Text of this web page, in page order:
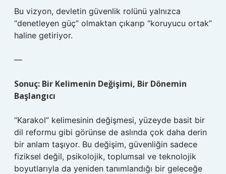
Bu vizyon, devletin güvenlik rolünü yalnızca
“denetleyen güç” olmaktan çıkarıp “koruyucu ortak”
haline getiriyor.
—
Sonuç: Bir Kelimenin Değişimi, Bir Dönemin
Başlangıcı
“Karakol” kelimesinin değişmesi, yüzeyde basit bir
dil reformu gibi görünse de aslında çok daha derin
bir anlam taşıyor. Bu değişim, güvenliğin sadece
fiziksel değil, psikolojik, toplumsal ve teknolojik
boyutlarıyla da yeniden tanımlandığı bir geleceğe